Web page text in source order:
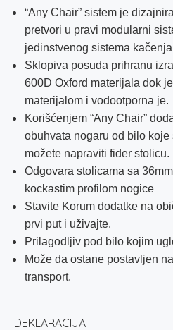
“Any Chair” sistem je
pretvori u pravi modularni
jedinstvenog sistema
Sklopiva posuda prihranu
600D Oxford materijala dok
materijalom i vodootporna je.
Korišćenjem “Any Chair”
obuhvata nogaru od bilo
možete napraviti fider stolicu.
Odgovara stolicama sa
kockastim profilom nogice
Stavite Korum dodatke na
prvi put i uživajte.
Prilagodljiv pod bilo kojim
Može da ostane postavljen
transport.
DEKLARACIJA